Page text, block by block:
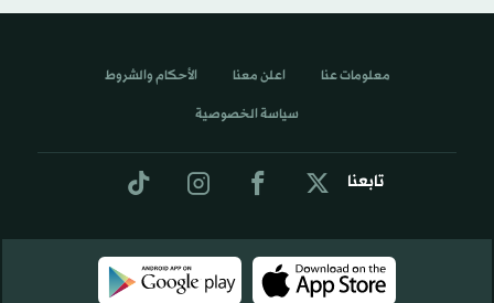
تابعنا
معلومات عنا اعلن معنا الأحكام والشروط
سياسة الخصوصية